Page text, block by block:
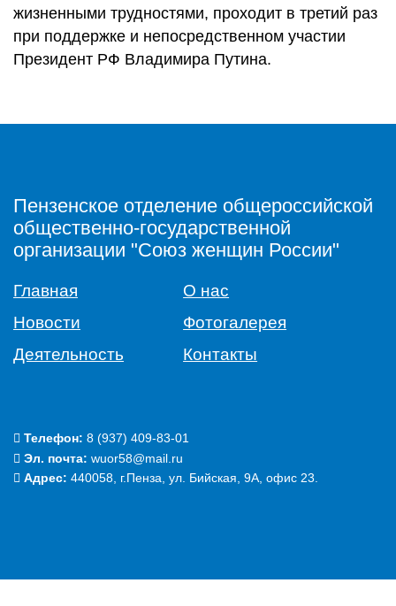
жизненными трудностями, проходит в третий раз
при поддержке и непосредственном участии
Президент РФ Владимира Путина.
Пензенское отделение общероссийской
общественно-государственной
организации "Союз женщин России"
Главная
О нас
Новости
Фотогалерея
Деятельность
Контакты
Телефон: ‭8 (937) 409-83-01‬
Эл. почта: wuor58@mail.ru
Адрес: 440058, г.Пенза, ул. Бийская, 9А, офис 23.